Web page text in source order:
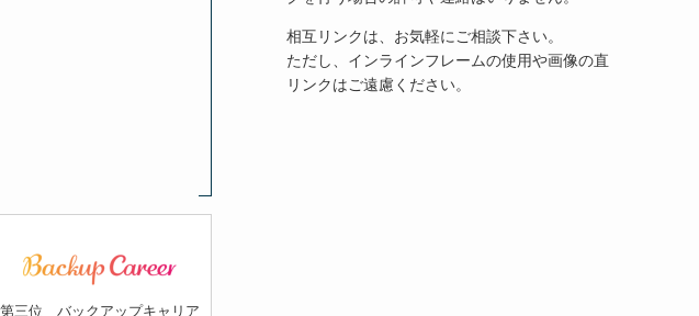
第三位 バックアップキャリア
相互リンクは、お気軽にご相談下さい。
ただし、インラインフレームの使用や画像の直
リンクはご遠慮ください。